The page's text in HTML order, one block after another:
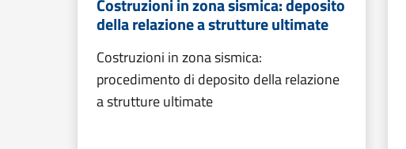
Costruzioni in zona sismica: deposito
della relazione a strutture ultimate
Costruzioni in zona sismica:
procedimento di deposito della relazione
a strutture ultimate